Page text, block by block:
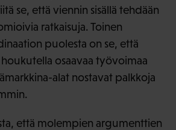
se, että viennin sisällä tehdään
ratkaisuja. Toinen
puolesta on se, että
osaavaa työvoimaa
alat nostavat palkkoja
että molempien argumenttien